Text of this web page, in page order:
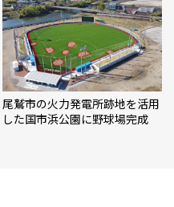
尾鷲市の火力発電所跡地を活用
した国市浜公園に野球場完成